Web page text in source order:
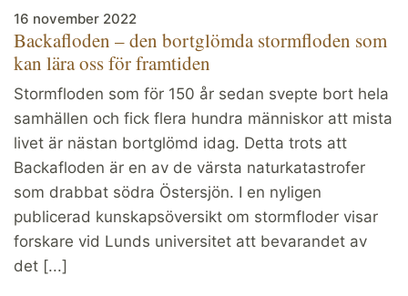
16 november 2022
Backafloden – den bortglömda stormfloden som
kan lära oss för framtiden
Stormfloden som för 150 år sedan svepte bort hela
samhällen och fick flera hundra människor att mista
livet är nästan bortglömd idag. Detta trots att
Backafloden är en av de värsta naturkatastrofer
som drabbat södra Östersjön. I en nyligen
publicerad kunskapsöversikt om stormfloder visar
forskare vid Lunds universitet att bevarandet av
det [...]